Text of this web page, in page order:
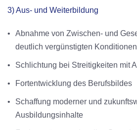
3) Aus- und Weiterbildung
•
Abnahme von Zwischen- und
deutlich vergünstigten Konditionen
• Schlichtung bei Streitigkeiten mit
• Fortentwicklung des Berufsbildes
•
Schaffung moderner und
Ausbildungsinhalte